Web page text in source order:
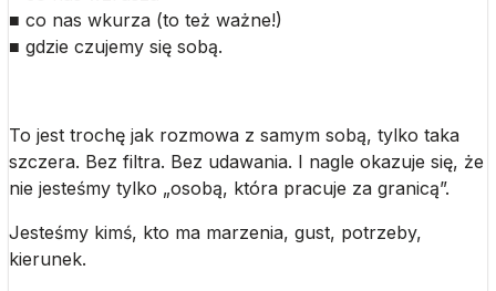
■ co nas wkurza (to też ważne!)
■ gdzie czujemy się sobą.
To jest trochę jak rozmowa z samym sobą, tylko taka
szczera. Bez filtra. Bez udawania. I nagle okazuje się, że
nie jesteśmy tylko „osobą, która pracuje za granicą”.
Jesteśmy kimś, kto ma marzenia, gust, potrzeby,
kierunek.